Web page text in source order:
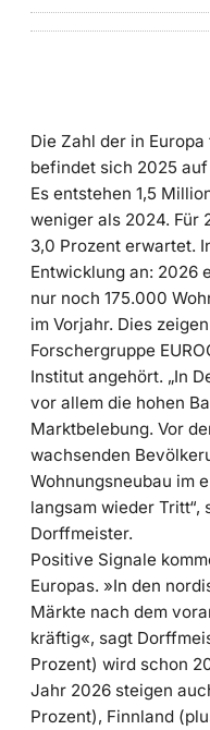
Die Zahl der in
befindet sich 2025
Es entstehen 1,5
weniger als 2024. Für
3,0 Prozent erwartet.
Entwicklung an: 2026
nur noch 175.000
im Vorjahr. Dies
Forschergruppe
Institut angehört. „In
vor allem die hohen
Marktbelebung. Vor
wachsenden
Wohnungsneubau im
langsam wieder
Dorffmeister.
Positive Signale
Europas. »In den
Märkte nach dem
kräftig«, sagt
Prozent) wird schon
Jahr 2026 steigen
Prozent), Finnland